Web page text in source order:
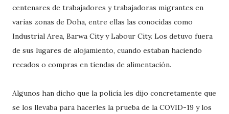
centenares de trabajadores y trabajadoras migrantes en
varias zonas de Doha, entre ellas las conocidas como
Industrial Area, Barwa City y Labour City. Los detuvo fuera
de sus lugares de alojamiento, cuando estaban haciendo
recados o compras en tiendas de alimentación.
Algunos han dicho que la policía les dijo concretamente que
se los llevaba para hacerles la prueba de la COVID-19 y los